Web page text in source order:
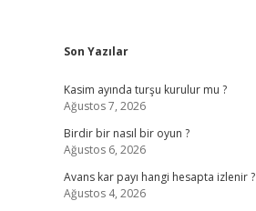
Son Yazılar
Kasim ayında turşu kurulur mu ?
Ağustos 7, 2026
Birdir bir nasıl bir oyun ?
Ağustos 6, 2026
Avans kar payı hangi hesapta izlenir ?
Ağustos 4, 2026